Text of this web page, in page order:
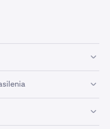
bezpieczne
i wykorzystywanie
utworzeniu możesz
zdecentralizowanych
Wallet jest proste i